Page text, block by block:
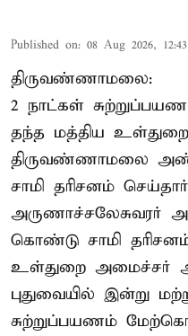
Published on: 08 Aug 2026,
திருவண்ணாமலை:
2 நாட்கள்
தந்த மத்திய
திருவண்ணாமலை
சாமி தரிசனம்
அருணாச்சலேசுவரர்
கொண்டு சாமி
உள்துறை அமைச்சர்
புதுவையில் இன்று
சுற்றுப்பயணம்